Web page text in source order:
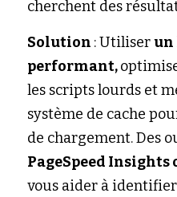
cherchent des
Solution : Utiliser un
performant,
les scripts lourds et
système de cache
de chargement. Des
PageSpeed
vous aider à